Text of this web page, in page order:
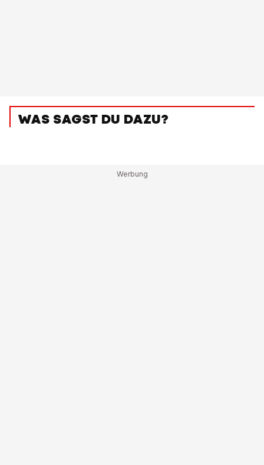
WAS SAGST DU DAZU?